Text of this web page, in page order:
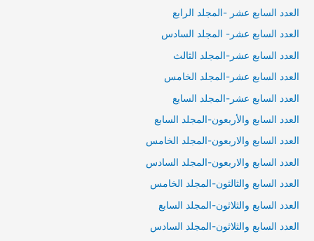
العدد السابع عشر -المجلد الرابع
العدد السابع عشر- المجلد السادس
العدد السابع عشر-المجلد الثالث
العدد السابع عشر-المجلد الخامس
العدد السابع عشر-المجلد السايع
العدد السابع والأربعون-المجلد السابع
العدد السابع والاربعون-المجلد الخامس
العدد السابع والاربعون-المجلد السادس
العدد السابع والثالثون-المجلد الخامس
العدد السابع والثلاثون-المجلد السابع
العدد السابع والثلاثون-المجلد السادس